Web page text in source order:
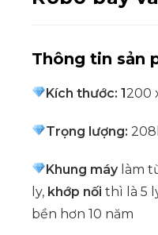
Thông tin sản
Kích thước: 1200
Trọng lượng:
Khung máylàm
ly, khớp nối thì là 5
bền hơn 10 năm